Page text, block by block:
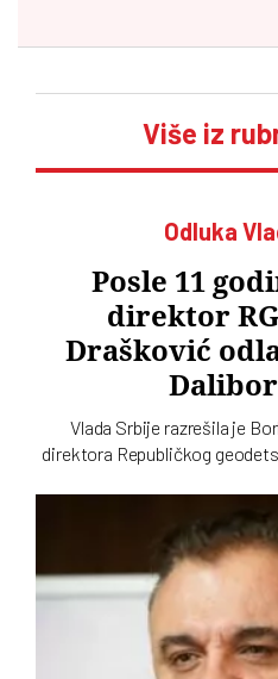
Više iz
Odluka
Posle 11
direktor
Drašković
Vlada Srbije razrešila je
direktora Republičkog